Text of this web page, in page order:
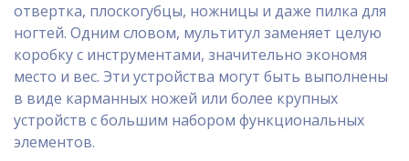
отвертка, плоскогубцы, ножницы и даже пилка для
ногтей. Одним словом, мультитул заменяет целую
коробку с инструментами, значительно экономя
место и вес. Эти устройства могут быть выполнены
в виде карманных ножей или более крупных
устройств с большим набором функциональных
элементов.